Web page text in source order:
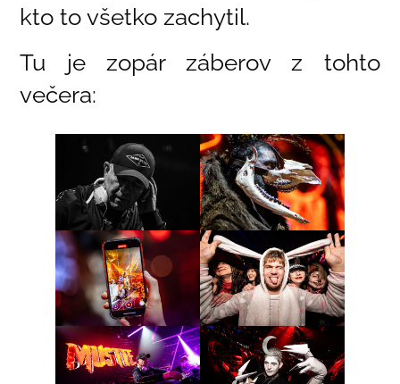
kto to všetko zachytil.
Tu je zopár záberov z tohto
večera: